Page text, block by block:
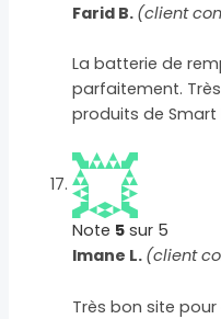
Farid B. (client
La batterie de
parfaitement.
produits de Smart
Note 5 sur 5
Imane L. (client
Très bon site